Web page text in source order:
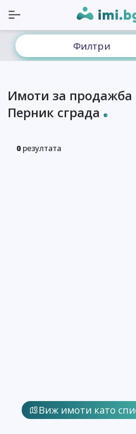
Филтри
Виж имоти като
Имоти за продажба
Перник сграда
0 резултата